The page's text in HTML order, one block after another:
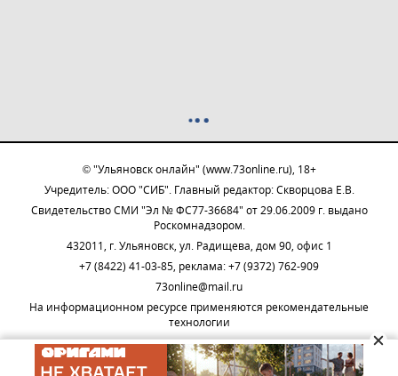
© "Ульяновск онлайн" (www.73online.ru), 18+
Учредитель: ООО "СИБ". Главный редактор: Скворцова Е.В.
Свидетельство СМИ "Эл № ФС77-36684" от 29.06.2009 г. выдано
Роскомнадзором.
432011, г. Ульяновск, ул. Радищева, дом 90, офис 1
+7 (8422) 41-03-85, реклама: +7 (9372) 762-909
73online@mail.ru
На информационном ресурсе применяются рекомендательные
технологии